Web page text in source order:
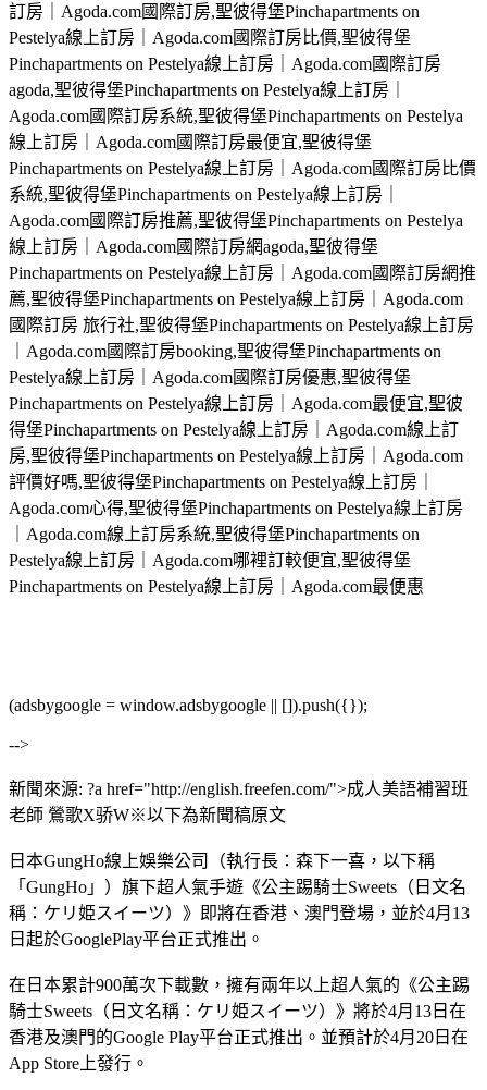
訂房｜Agoda.com國際訂房,聖彼得堡Pinchapartments on
Pestelya線上訂房｜Agoda.com國際訂房比價,聖彼得堡
Pinchapartments on Pestelya線上訂房｜Agoda.com國際訂房
agoda,聖彼得堡Pinchapartments on Pestelya線上訂房｜
Agoda.com國際訂房系統,聖彼得堡Pinchapartments on Pestelya
線上訂房｜Agoda.com國際訂房最便宜,聖彼得堡
Pinchapartments on Pestelya線上訂房｜Agoda.com國際訂房比價
系統,聖彼得堡Pinchapartments on Pestelya線上訂房｜
Agoda.com國際訂房推薦,聖彼得堡Pinchapartments on Pestelya
線上訂房｜Agoda.com國際訂房網agoda,聖彼得堡
Pinchapartments on Pestelya線上訂房｜Agoda.com國際訂房網推
薦,聖彼得堡Pinchapartments on Pestelya線上訂房｜Agoda.com
國際訂房 旅行社,聖彼得堡Pinchapartments on Pestelya線上訂房
｜Agoda.com國際訂房booking,聖彼得堡Pinchapartments on
Pestelya線上訂房｜Agoda.com國際訂房優惠,聖彼得堡
Pinchapartments on Pestelya線上訂房｜Agoda.com最便宜,聖彼
得堡Pinchapartments on Pestelya線上訂房｜Agoda.com線上訂
房,聖彼得堡Pinchapartments on Pestelya線上訂房｜Agoda.com
評價好嗎,聖彼得堡Pinchapartments on Pestelya線上訂房｜
Agoda.com心得,聖彼得堡Pinchapartments on Pestelya線上訂房
｜Agoda.com線上訂房系統,聖彼得堡Pinchapartments on
Pestelya線上訂房｜Agoda.com哪裡訂較便宜,聖彼得堡
Pinchapartments on Pestelya線上訂房｜Agoda.com最便惠
(adsbygoogle = window.adsbygoogle || []).push({});
-->
新聞來源: ?a href="http://english.freefen.com/">成人美語補習班
老師 鶯歌Х骄W※以下為新聞稿原文
日本GungHo線上娛樂公司（執行長：森下一喜，以下稱
「GungHo」）旗下超人氣手遊《公主踢騎士Sweets（日文名
稱：ケリ姫スイーツ）》即將在香港、澳門登場，並於4月13
日起於GooglePlay平台正式推出。
在日本累計900萬次下載數，擁有兩年以上超人氣的《公主踢
騎士Sweets（日文名稱：ケリ姫スイーツ）》將於4月13日在
香港及澳門的Google Play平台正式推出。並預計於4月20日在
App Store上發行。